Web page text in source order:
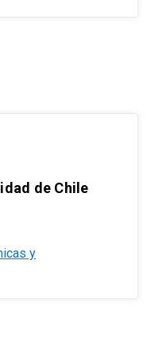
de Chile
y